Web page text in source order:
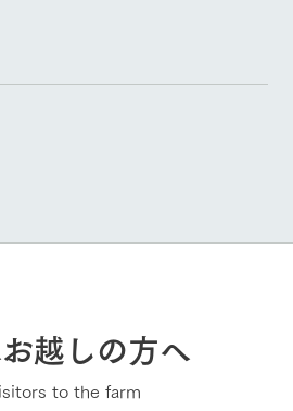
越しの方へ
to the farm